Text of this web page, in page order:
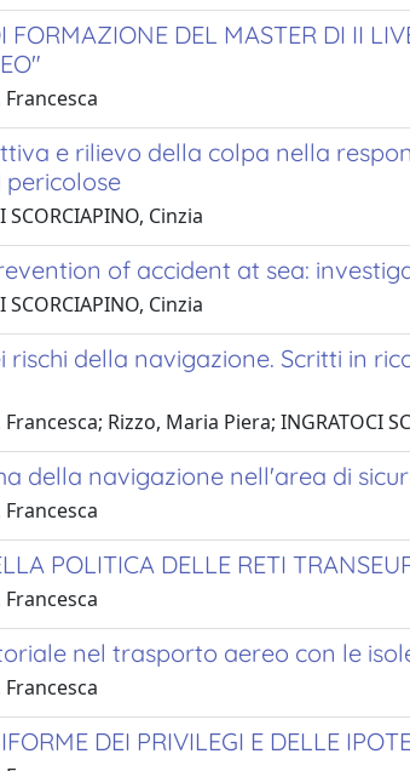
FORMAZIONE DEL MASTER DI II
e rilievo della colpa nella
Cinzia
of accident at sea:
Cinzia
rischi della navigazione. Scritti in
Rizzo, Maria Piera; INGRATOCI
della navigazione nell'area di
POLITICA DELLE RETI
nel trasporto aereo con le
DEI PRIVILEGI E DELLE